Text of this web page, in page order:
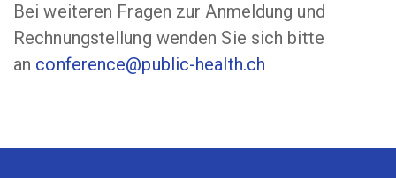
Bei weiteren Fragen zur Anmeldung und
Rechnungstellung wenden Sie sich bitte
an conference@public-health.ch